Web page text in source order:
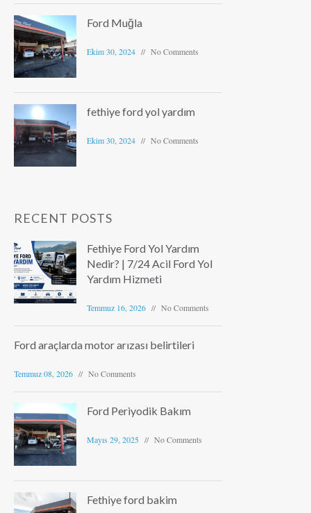
Ford Muğla
Ekim 30, 2024 No Comments
fethiye ford yol yardım
Ekim 30, 2024 No Comments
RECENT POSTS
Fethiye Ford Yol Yardım
Nedir? | 7/24 Acil Ford Yol
Yardım Hizmeti
Temmuz 16, 2026 No Comments
Ford araçlarda motor arızası belirtileri
Temmuz 08, 2026 No Comments
Ford Periyodik Bakım
Mayıs 29, 2025 No Comments
Fethiye ford bakim